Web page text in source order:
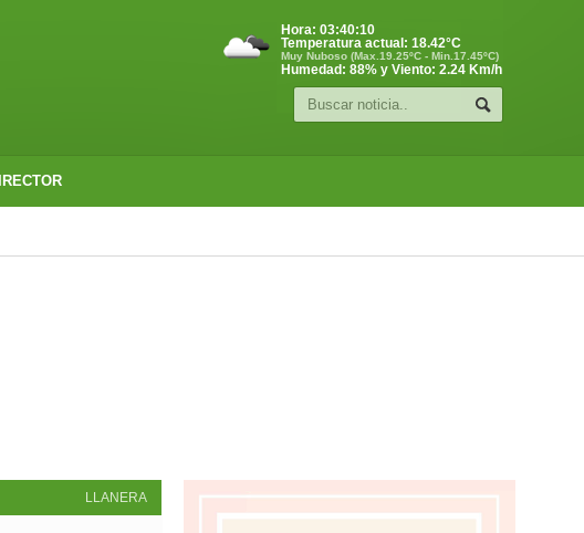
Hora: 03:40:11
Temperatura actual: 18.42°C
Muy Nuboso (Max.19.25ºC - Min.17.45ºC)
Humedad: 88% y Viento: 2.24 Km/h
LLANERA